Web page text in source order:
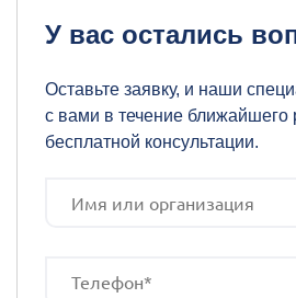
У вас остались
Оставьте заявку, и наши
с вами в течение ближайшего
бесплатной консультации.